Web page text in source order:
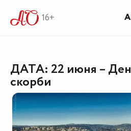
16+
ДАТА: 22 июня –
скорби